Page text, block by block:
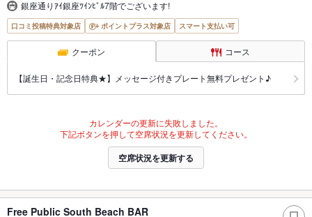
銀座通りｱｲ銀座ﾂｲﾝﾋﾞﾙ7階でございます!
口コミ投稿特典対象店 ポイントプラス対象店 スマート支払い可
クーポン コース
【誕生日・記念日特典★】メッセージ付きプレート無料プレゼント♪
カレンダーの更新に失敗しました。
下記ボタンを押して空席状況を更新してください。
空席状況を更新する
Free Public South Beach BAR